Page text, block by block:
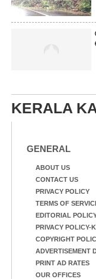
KERALA
GENERAL
ABOUT US
CONTACT US
PRIVACY POLICY
TERMS OF
EDITORIAL
PRIVACY POLICY-
COPYRIGHT
ADVERTISEMENT
PRINT AD RATES
OUR OFFICES